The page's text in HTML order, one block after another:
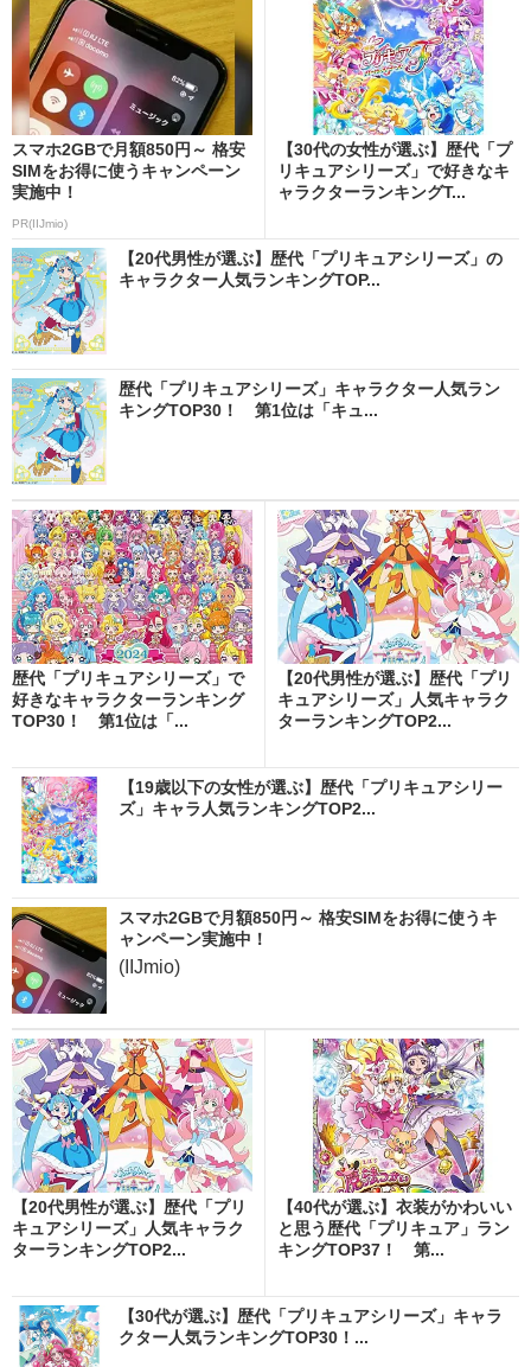
スマホ2GBで月額850円～ 格安
SIMをお得に使うキャンペーン
実施中！
PR(IIJmio)
【30代の女性が選ぶ】歴代「プ
リキュアシリーズ」で好きなキ
ャラクターランキングT...
【20代男性が選ぶ】歴代「プリキュアシリーズ」の
キャラクター人気ランキングTOP...
歴代「プリキュアシリーズ」キャラクター人気ラン
キングTOP30！ 第1位は「キュ...
歴代「プリキュアシリーズ」で
好きなキャラクターランキング
TOP30！ 第1位は「...
【20代男性が選ぶ】歴代「プリ
キュアシリーズ」人気キャラク
ターランキングTOP2...
【19歳以下の女性が選ぶ】歴代「プリキュアシリー
ズ」キャラ人気ランキングTOP2...
スマホ2GBで月額850円～ 格安SIMをお得に使うキ
ャンペーン実施中！
(IIJmio)
【20代男性が選ぶ】歴代「プリ
キュアシリーズ」人気キャラク
ターランキングTOP2...
【40代が選ぶ】衣装がかわいい
と思う歴代「プリキュア」ラン
キングTOP37！ 第...
【30代が選ぶ】歴代「プリキュアシリーズ」キャラ
クター人気ランキングTOP30！...